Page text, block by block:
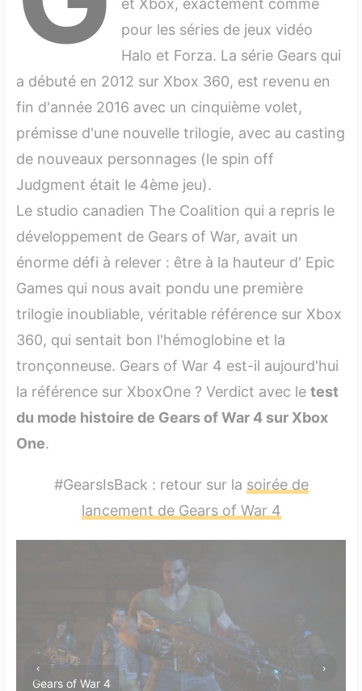
4. Avis sur Gears of War 4 (Microsoft XBOX One),
le verdict du test
6. Prix et disponibilité en ligne
7. FAQ : Tout savoir sur Gears of War 4
classement PEGI ?
et Xbox, exactement comme
pour les séries de jeux vidéo
Halo et Forza. La série Gears qui
a débuté en 2012 sur Xbox 360, est revenu en
fin d'année 2016 avec un cinquième volet,
prémisse d'une nouvelle trilogie, avec au casting
de nouveaux personnages (le spin off
Judgment était le 4ème jeu).
Le studio canadien The Coalition qui a repris le
développement de Gears of War, avait un
énorme défi à relever : être à la hauteur d' Epic
Games qui nous avait pondu une première
trilogie inoubliable, véritable référence sur Xbox
360, qui sentait bon l'hémoglobine et la
tronçonneuse. Gears of War 4 est-il aujourd'hui
la référence sur XboxOne ? Verdict avec le test
du mode histoire de Gears of War 4 sur Xbox
One.
#GearsIsBack : retour sur la soirée de
lancement de Gears of War 4
Gears of War 4
‹ ›